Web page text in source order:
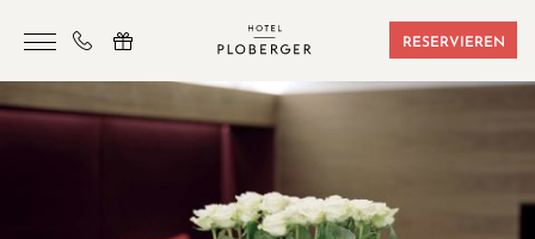
RESERVIEREN
HOTEL
SAUNA & SPORT